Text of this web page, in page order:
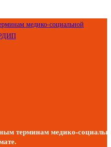
терминам медико-